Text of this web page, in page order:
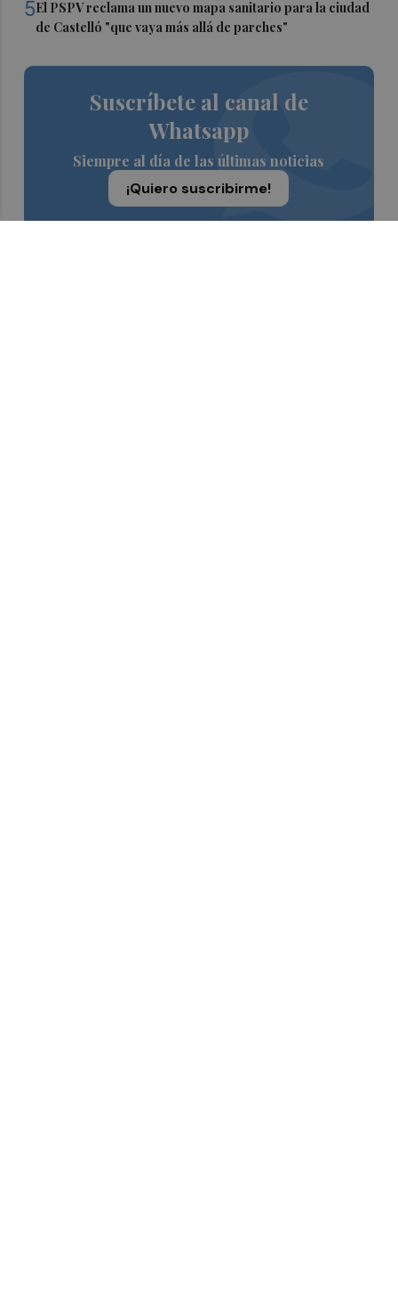
5El PSPV reclama un nuevo mapa sanitario para la ciudad
de Castelló "que vaya más allá de parches"
Suscríbete al canal de
Whatsapp
Siempre al día de las últimas noticias
¡Quiero suscribirme!